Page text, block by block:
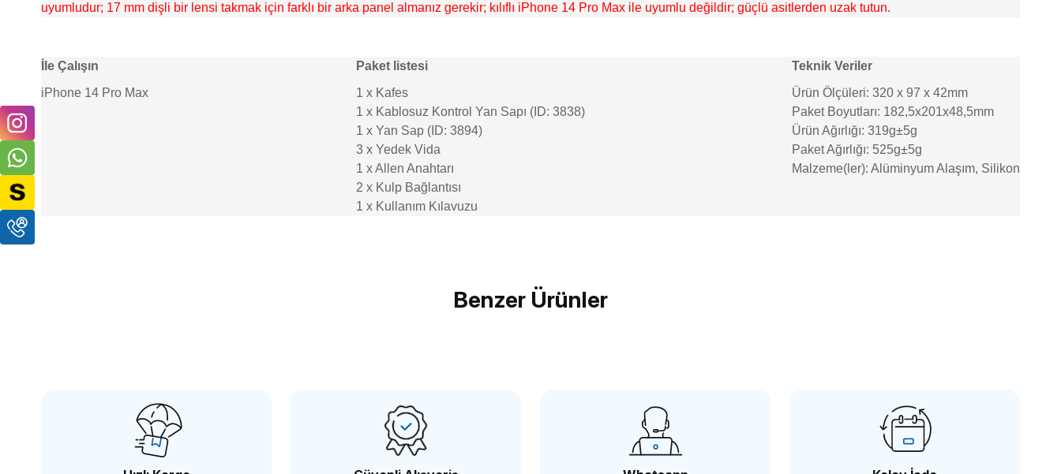
uyumludur; 17 mm dişli bir lensi takmak için farklı bir arka panel almanız gerekir; kılıflı iPhone 14 Pro Max ile uyumlu değildir; güçlü asitlerden uzak tutun.
İle Çalışın
iPhone 14 Pro Max
Paket listesi
1 x Kafes
1 x Kablosuz Kontrol Yan Sapı (ID: 3838)
1 x Yan Sap (ID: 3894)
3 x Yedek Vida
1 x Allen Anahtarı
2 x Kulp Bağlantısı
1 x Kullanım Kılavuzu
Teknik Veriler
Ürün Ölçüleri: 320 x 97 x 42mm
Paket Boyutları: 182,5x201x48,5mm
Ürün Ağırlığı: 319g±5g
Paket Ağırlığı: 525g±5g
Malzeme(ler): Alüminyum Alaşım, Silikon
Benzer Ürünler
218,86 TL